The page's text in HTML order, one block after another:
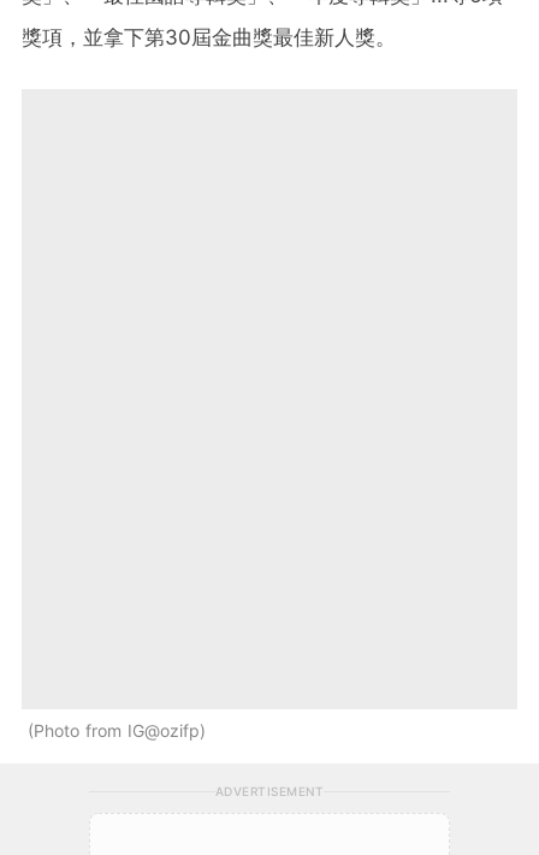
獎項，並拿下第30屆金曲獎最佳新人獎。
Photo from IG@ozifp
ADVERTISEMENT